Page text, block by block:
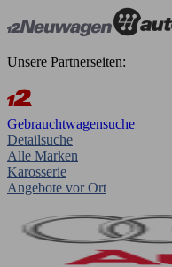
Unsere Partnerseiten:
Gebrauchtwagensuche
Detailsuche
Alle Marken
Karosserie
Angebote vor Ort